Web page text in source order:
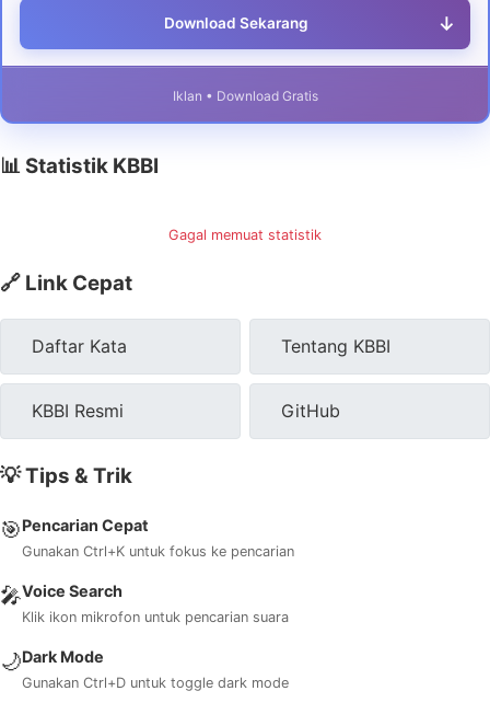
Download Sekarang ↓
Iklan • Download Gratis
📊 Statistik KBBI
Gagal memuat statistik
🔗 Link Cepat
Daftar Kata Tentang KBBI
KBBI Resmi GitHub
💡 Tips & Trik
🎯Pencarian Cepat
Gunakan Ctrl+K untuk fokus ke pencarian
🎤Voice Search
Klik ikon mikrofon untuk pencarian suara
🌙Dark Mode
Gunakan Ctrl+D untuk toggle dark mode